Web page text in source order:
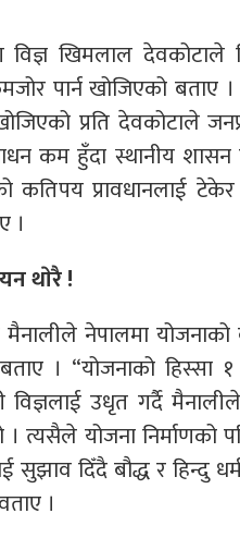
विज्ञ खिमलाल देवकोटाले
पार्न खोजिएको बताए
प्रति देवकोटाले
कम हुँदा स्थानीय
कतिपय प्रावधानलाई
।
थाेरै !
नेपालमा
। “योजनाको हिस्सा १
विज्ञलाई उधृत गर्दै
त्यसैले योजना निर्माणको
दिँदै बौद्ध र हिन्दु
।